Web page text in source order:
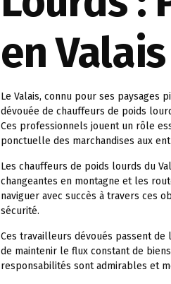
en Valais
Le Valais, connu pour ses paysages
dévouée de chauffeurs de poids
Ces professionnels jouent un rôle
ponctuelle des marchandises aux
Les chauffeurs de poids lourds du
changeantes en montagne et les
naviguer avec succès à travers ces
sécurité.
Ces travailleurs dévoués passent
de maintenir le flux constant de
responsabilités sont admirables et